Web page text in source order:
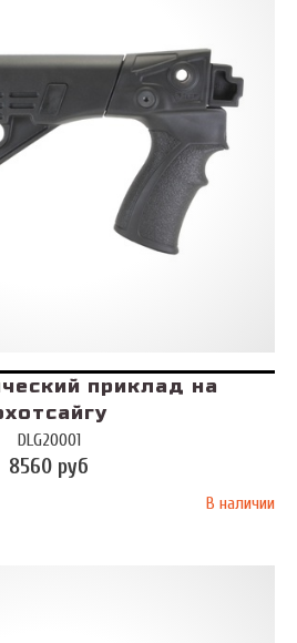
приклад на
DLG20001
8560 руб
В наличии